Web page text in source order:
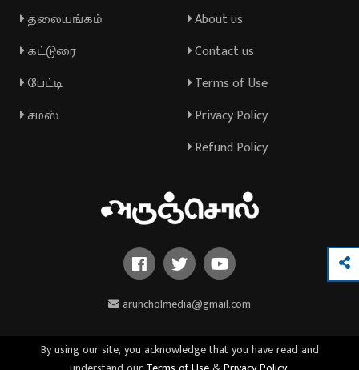
தலையங்கம்
கட்டுரை
பேட்டி
சமஸ்
About us
Contact us
Terms of Use
Privacy Policy
Refund Policy
aruncholmedia@gmail.com
By using our site, you acknowledge that you have read and